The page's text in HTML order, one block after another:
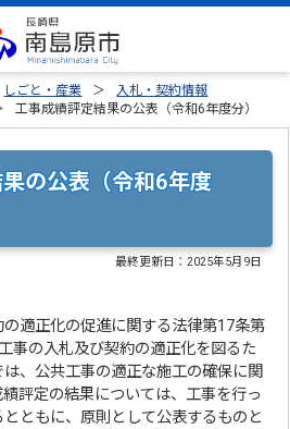
しごと・産業
入札・契約情報
工事成績評定結果の公表（令和6年度分）
の公表（令和6年度
最終更新日：2025年5月9日
適正化の促進に関する法律第17条第
事の入札及び契約の適正化を図るた
、公共工事の適正な施工の確保に関
評定の結果については、工事を行っ
ともに、原則として公表するものと